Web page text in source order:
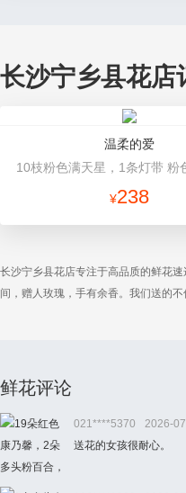
长沙宁乡县花店
温柔的爱
10枝粉色满天星，1条灯带 粉
¥238
长沙宁乡县花店专注于高品质的鲜花
间，赠人玫瑰，手有余香。我们送的不
鲜花评论
021****5370
2026-
送花的女孩很耐心。